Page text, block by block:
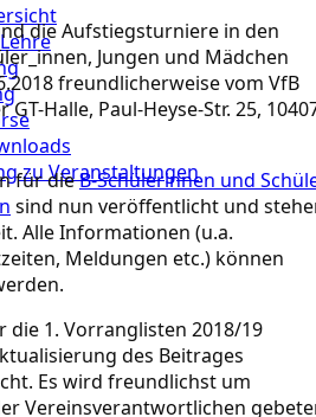
zu Veranstaltungen
die Aufstiegsturniere in den
Jungen und Mädchen
freundlicherweise vom VfB
Halle, Paul-Heyse-Str. 25,
für dieB-Schülerinnen und
sind nun veröffentlicht und
Alle Informationen (u.a.
Meldungen etc.) können
die 1. Vorranglisten 2018/19
des Beitrages
Es wird freundlichst um
Vereinsverantwortlichen